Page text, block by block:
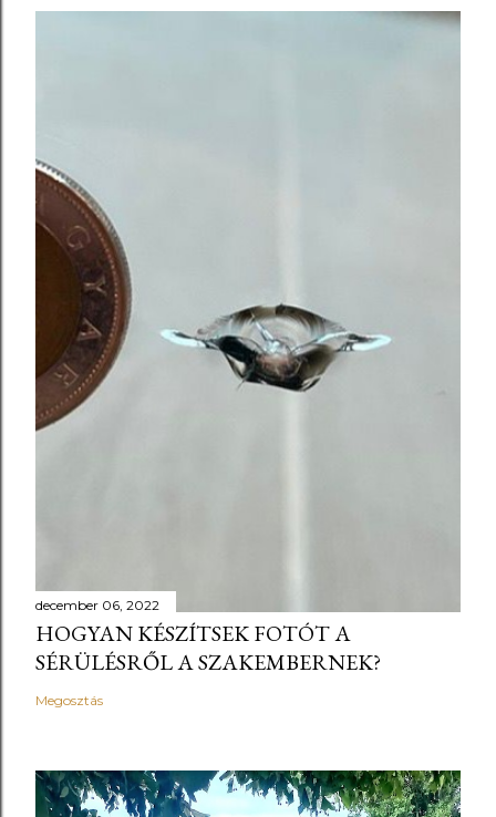
december 06, 2022
HOGYAN KÉSZÍTSEK FOTÓT A
SÉRÜLÉSRŐL A SZAKEMBERNEK?
Megosztás